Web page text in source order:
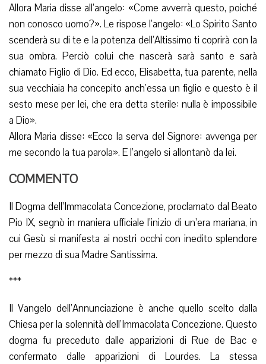
Allora Maria disse all’angelo: «Come avverrà questo, poiché
non conosco uomo?». Le rispose l’angelo: «Lo Spirito Santo
scenderà su di te e la potenza dell’Altissimo ti coprirà con la
sua ombra. Perciò colui che nascerà sarà santo e sarà
chiamato Figlio di Dio. Ed ecco, Elisabetta, tua parente, nella
sua vecchiaia ha concepito anch’essa un figlio e questo è il
sesto mese per lei, che era detta sterile: nulla è impossibile
a Dio».
Allora Maria disse: «Ecco la serva del Signore: avvenga per
me secondo la tua parola». E l’angelo si allontanò da lei.
COMMENTO
Il Dogma dell’Immacolata Concezione, proclamato dal Beato
Pio IX, segnò in maniera ufficiale l’inizio di un’era mariana, in
cui Gesù si manifesta ai nostri occhi con inedito splendore
per mezzo di sua Madre Santissima.
***
Il Vangelo dell’Annunciazione è anche quello scelto dalla
Chiesa per la solennità dell’Immacolata Concezione. Questo
dogma fu preceduto dalle apparizioni di Rue de Bac e
confermato dalle apparizioni di Lourdes. La stessa